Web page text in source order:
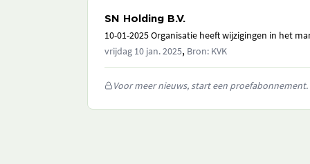
SN Holding B.V.
10-01-2025 Organisatie heeft wijzigingen in het
vrijdag 10 jan. 2025, Bron: KVK
Voor meer nieuws, start een proefabonnement.